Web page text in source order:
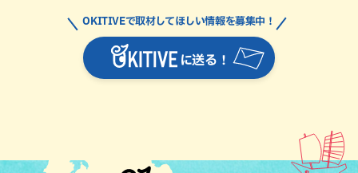
に送る！
OKITIVEで取材してほしい情報を募集中！